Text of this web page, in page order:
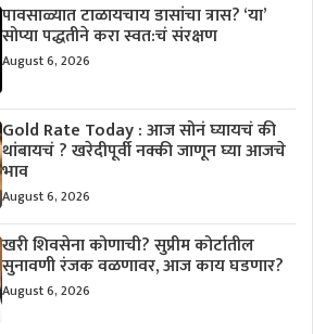
पावसाळ्यात टाळायचाय डासांचा त्रास? ‘या’
सोप्या पद्धतीने करा स्वत:चं संरक्षण
August 6, 2026
Gold Rate Today : आज सोनं घ्यायचं की
थांबायचं ? खरेदीपूर्वी नक्की जाणून घ्या आजचे
भाव
August 6, 2026
खरी शिवसेना कोणाची? सुप्रीम कोर्टातील
सुनावणी रंजक वळणावर, आज काय घडणार?
August 6, 2026